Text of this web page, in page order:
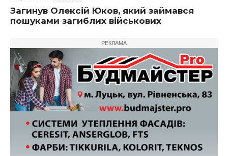
Загинув Олексій Юков, який займався
пошуками загиблих військових
РЕКЛАМА